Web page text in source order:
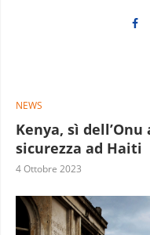
NEWS
Kenya, sì
sicurezza ad Haiti
4 Ottobre 2023